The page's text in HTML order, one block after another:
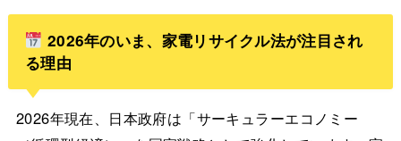
2026年のいま、家電リサイクル法が注目され
る理由
2026年現在、日本政府は「サーキュラーエコノミー